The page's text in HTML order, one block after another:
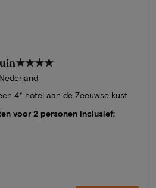
★★★★
4* hotel aan de Zeeuwse kust
voor 2 personen inclusief: